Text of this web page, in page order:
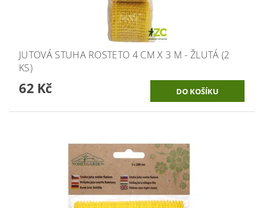
JUTOVÁ STUHA ROSTETO 4 CM X 3 M - ŽLUTÁ (2
KS)
62 Kč